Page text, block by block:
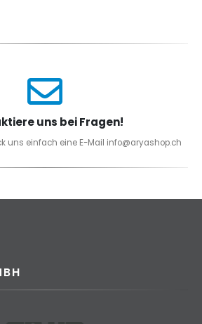
uns bei Fragen!
uns einfach eine E-Mail info@aryashop.ch